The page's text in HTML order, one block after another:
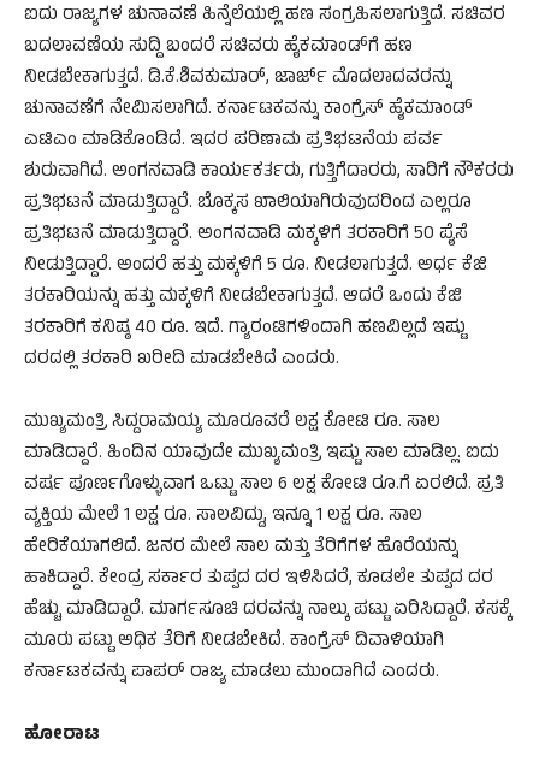
ಐದು ರಾಜ್ಯಗಳ ಚುನಾವಣೆ ಹಿನ್ನೆಲೆಯಲ್ಲಿ ಹಣ ಸಂಗ್ರಹಿಸಲಾಗುತ್ತಿದೆ. ಸಚಿವರ
ಬದಲಾವಣೆಯ ಸುದ್ದಿ ಬಂದರೆ ಸಚಿವರು ಹೈಕಮಾಂಡ್‌ಗೆ ಹಣ
ನೀಡಬೇಕಾಗುತ್ತದೆ. ಡಿ.ಕೆ.ಶಿವಕುಮಾರ್, ಜಾರ್ಜ್ ಮೊದಲಾದವರನ್ನು
ಚುನಾವಣೆಗೆ ನೇಮಿಸಲಾಗಿದೆ. ಕರ್ನಾಟಕವನ್ನು ಕಾಂಗ್ರೆಸ್ ಹೈಕಮಾಂಡ್
ಎಟಿಎಂ ಮಾಡಿಕೊಂಡಿದೆ. ಇದರ ಪರಿಣಾಮ ಪ್ರತಿಭಟನೆಯ ಪರ್ವ
ಶುರುವಾಗಿದೆ. ಅಂಗನವಾಡಿ ಕಾರ್ಯಕರ್ತರು, ಗುತ್ತಿಗೆದಾರರು, ಸಾರಿಗೆ ನೌಕರರು
ಪ್ರತಿಭಟನೆ ಮಾಡುತ್ತಿದ್ದಾರೆ. ಬೊಕ್ಕಸ ಖಾಲಿಯಾಗಿರುವುದರಿಂದ ಎಲ್ಲರೂ
ಪ್ರತಿಭಟನೆ ಮಾಡುತ್ತಿದ್ದಾರೆ. ಅಂಗನವಾಡಿ ಮಕ್ಕಳಿಗೆ ತರಕಾರಿಗೆ 50 ಪೈಸೆ
ನೀಡುತ್ತಿದ್ದಾರೆ. ಅಂದರೆ ಹತ್ತು ಮಕ್ಕಳಿಗೆ 5 ರೂ. ನೀಡಲಾಗುತ್ತದೆ. ಅರ್ಧ ಕೆಜಿ
ತರಕಾರಿಯನ್ನು ಹತ್ತು ಮಕ್ಕಳಿಗೆ ನೀಡಬೇಕಾಗುತ್ತದೆ. ಆದರೆ ಒಂದು ಕೆಜಿ
ತರಕಾರಿಗೆ ಕನಿಷ್ಠ 40 ರೂ. ಇದೆ. ಗ್ಯಾರಂಟಿಗಳಿಂದಾಗಿ ಹಣವಿಲ್ಲದೆ ಇಷ್ಟು
ದರದಲ್ಲಿ ತರಕಾರಿ ಖರೀದಿ ಮಾಡಬೇಕಿದೆ ಎಂದರು.
ಮುಖ್ಯಮಂತ್ರಿ ಸಿದ್ದರಾಮಯ್ಯ ಮೂರೂವರೆ ಲಕ್ಷ ಕೋಟಿ ರೂ. ಸಾಲ
ಮಾಡಿದ್ದಾರೆ. ಹಿಂದಿನ ಯಾವುದೇ ಮುಖ್ಯಮಂತ್ರಿ ಇಷ್ಟು ಸಾಲ ಮಾಡಿಲ್ಲ. ಐದು
ವರ್ಷ ಪೂರ್ಣಗೊಳ್ಳುವಾಗ ಒಟ್ಟು ಸಾಲ 6 ಲಕ್ಷ ಕೋಟಿ ರೂ.ಗೆ ಏರಲಿದೆ. ಪ್ರತಿ
ವ್ಯಕ್ತಿಯ ಮೇಲೆ 1 ಲಕ್ಷ ರೂ. ಸಾಲವಿದ್ದು, ಇನ್ನೂ 1 ಲಕ್ಷ ರೂ. ಸಾಲ
ಹೇರಿಕೆಯಾಗಲಿದೆ. ಜನರ ಮೇಲೆ ಸಾಲ ಮತ್ತು ತೆರಿಗೆಗಳ ಹೊರೆಯನ್ನು
ಹಾಕಿದ್ದಾರೆ. ಕೇಂದ್ರ ಸರ್ಕಾರ ತುಪ್ಪದ ದರ ಇಳಿಸಿದರೆ, ಕೂಡಲೇ ತುಪ್ಪದ ದರ
ಹೆಚ್ಚು ಮಾಡಿದ್ದಾರೆ. ಮಾರ್ಗಸೂಚಿ ದರವನ್ನು ನಾಲ್ಕು ಪಟ್ಟು ಏರಿಸಿದ್ದಾರೆ. ಕಸಕ್ಕೆ
ಮೂರು ಪಟ್ಟು ಅಧಿಕ ತೆರಿಗೆ ನೀಡಬೇಕಿದೆ. ಕಾಂಗ್ರೆಸ್‌ ದಿವಾಳಿಯಾಗಿ
ಕರ್ನಾಟಕವನ್ನು ಪಾಪರ್‌ ರಾಜ್ಯ ಮಾಡಲು ಮುಂದಾಗಿದೆ ಎಂದರು.
ಹೋರಾಟ